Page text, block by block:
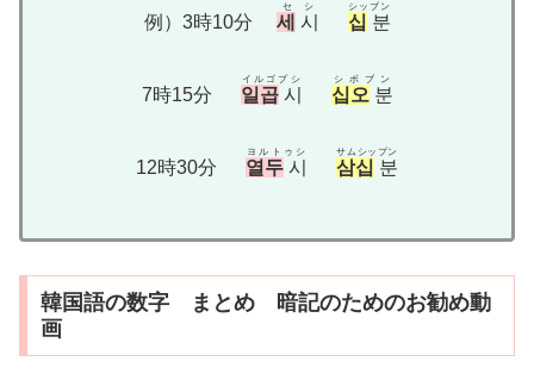
例）3時10分 세 시
セシ
십 분
シッブン
일곱시
イルゴプシ
십오 분
シボブン
12時30分 열두 시
ヨルトゥシ
삼십 분
サムシップン
韓国語の数字 まとめ 暗記のためのお勧め動
画